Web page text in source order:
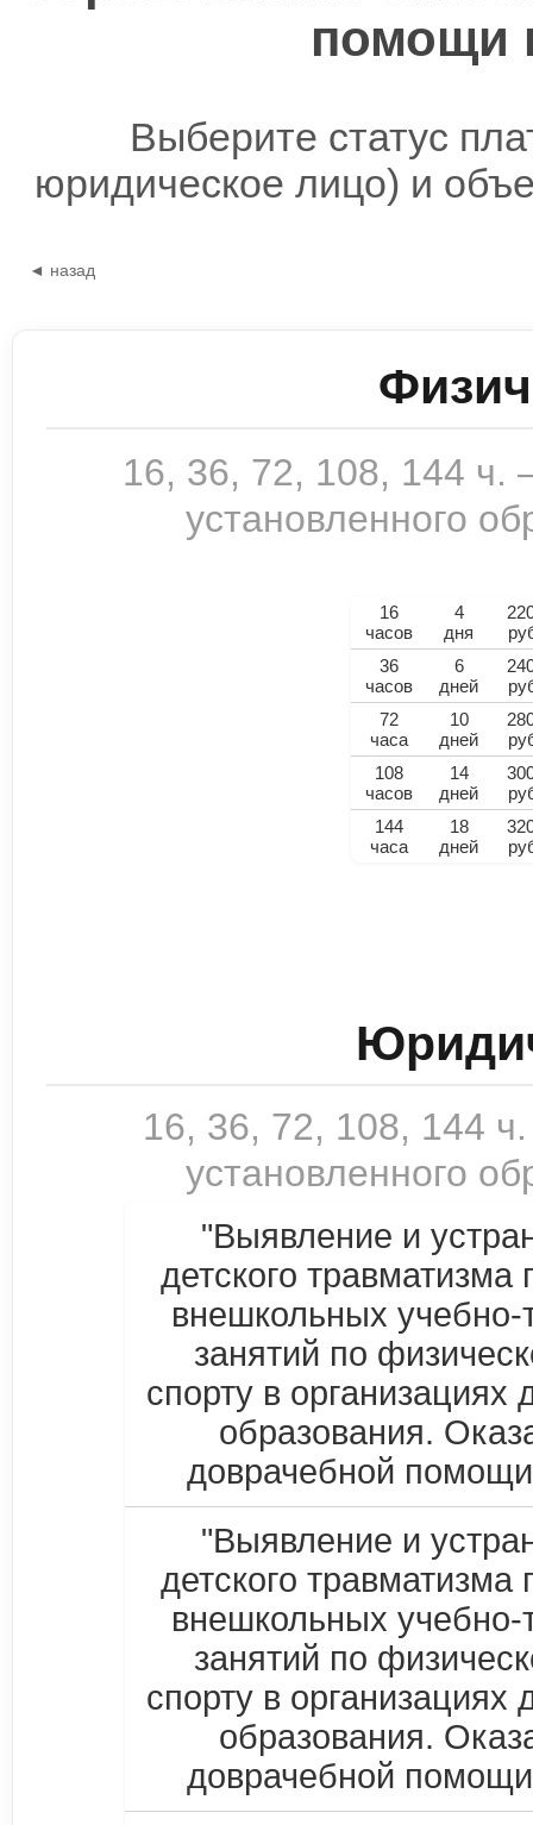
помощи
Выберите статус
юридическое лицо) и
◄ назад
16, 36, 72, 108, 144
установленного
16
часов
4
дня
36
часов
6
дней
72
часа
10
дней
108
часов
14
дней
144
часа
18
дней
16, 36, 72, 108, 144
установленного
"Выявление и
детского травматизма
внешкольных учебно-
занятий по
спорту в организациях
образования.
доврачебной
"Выявление и
детского травматизма
внешкольных учебно-
занятий по
спорту в организациях
образования.
доврачебной